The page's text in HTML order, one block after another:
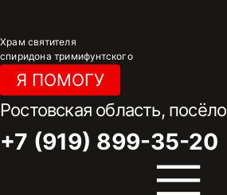
содержимому
Храм святителя
спиридона тримифунтского
Я ПОМОГУ
Ростовская область,
+7 (919) 899-35-20